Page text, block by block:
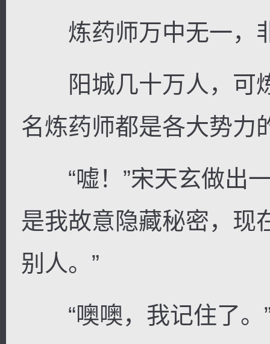
炼药师万中无一，
阳城几十万人，可
名炼药师都是各大势力
“嘘！”宋天玄做出一
是我故意隐藏秘密，现
别人。”
“噢噢，我记住了。”